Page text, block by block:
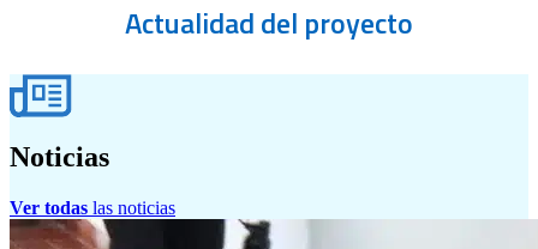
Actualidaddel proyecto
Noticias
Ver todas las noticias